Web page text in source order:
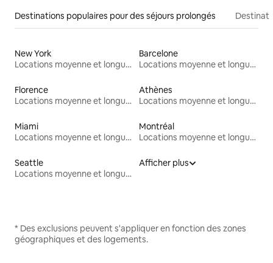
Destinations populaires pour des séjours prolongés
New York
Locations moyenne et longue durée
Barcelone
Locations moyenne et longue durée
Florence
Locations moyenne et longue durée
Athènes
Locations moyenne et longue durée
Miami
Locations moyenne et longue durée
Montréal
Locations moyenne et longue durée
Seattle
Locations moyenne et longue durée
Afficher plus
* Des exclusions peuvent s'appliquer en fonction des zones
géographiques et des logements.